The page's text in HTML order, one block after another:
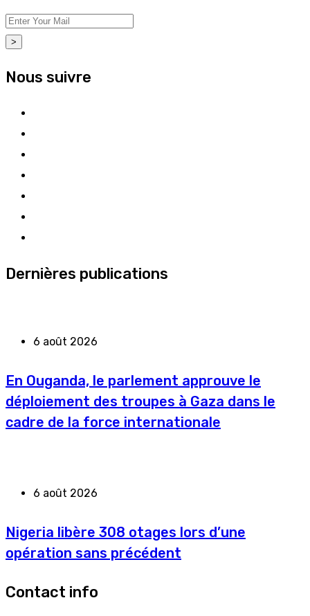
>
Nous suivre
Dernières publications
6 août 2026
En Ouganda, le parlement approuve le
déploiement des troupes à Gaza dans le
cadre de la force internationale
6 août 2026
Nigeria libère 308 otages lors d’une
opération sans précédent
Contact info